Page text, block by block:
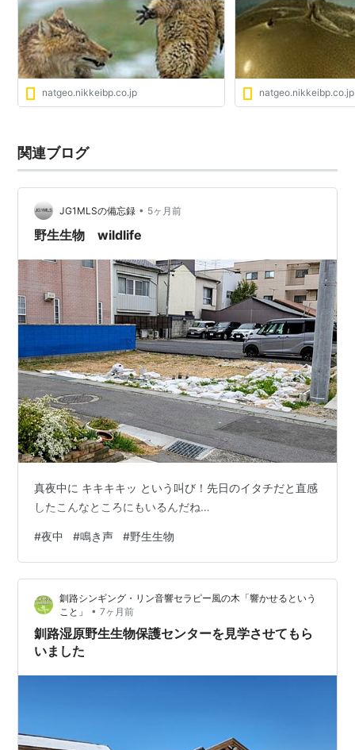
natgeo.nikkeibp.co.jp natgeo.nikkeibp.co.jp
関連ブログ
JG1MLSの備忘録 • 5ヶ月前
野生生物 wildlife
真夜中に キキキキッ という叫び！先日のイタチだと直感
したこんなところにもいるんだね…
#夜中 #鳴き声 #野生生物
釧路シンギング・リン音響セラピー風の木「響かせるという
こと」
• 7ヶ月前
釧路湿原野生生物保護センターを見学させてもら
いました